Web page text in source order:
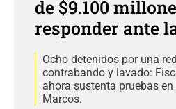
de $9.100
responder ante
Ocho detenidos por una
contrabando y lavado:
ahora sustenta pruebas
Marcos.